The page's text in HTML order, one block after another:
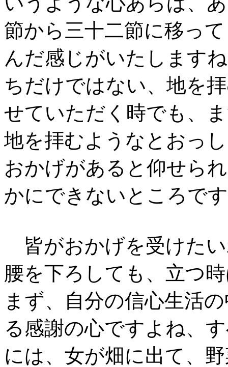
節から三十二節に移っ
んだ感じがいたします
ちだけではない、地を
せていただく時でも、
地を拝むようなとおっ
おかげがあると仰せら
かにできないところで
皆がおかげを受けた
腰を下ろしても、立つ
まず、自分の信心生活
る感謝の心ですよね、
には、女が畑に出て、